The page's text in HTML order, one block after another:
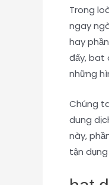
Trong
ngay
hay
đấy, bat
những
Chúng
dung
này,
tận